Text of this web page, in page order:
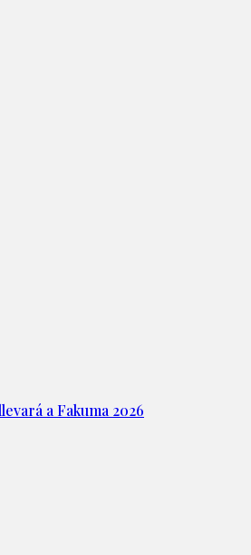
a Fakuma 2026